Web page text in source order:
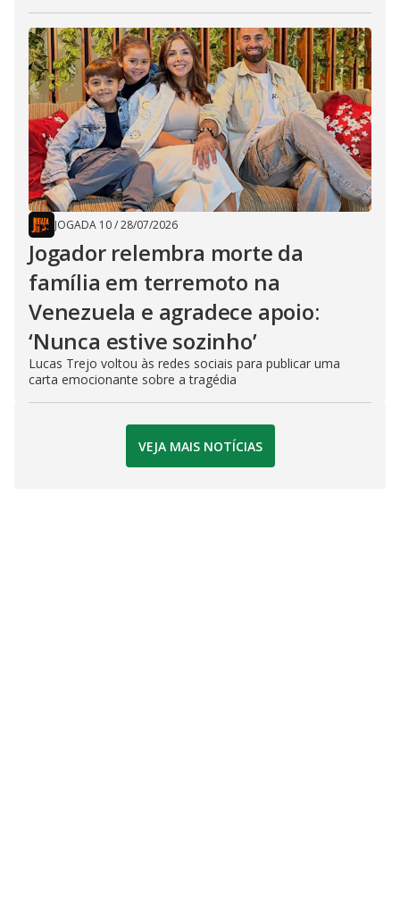
JOGADA 10/28/07/2026
Jogador relembra morte da
família em terremoto na
Venezuela e agradece apoio:
‘Nunca estive sozinho’
Lucas Trejo voltou às redes sociais para publicar uma
carta emocionante sobre a tragédia
VEJA MAIS NOTÍCIAS